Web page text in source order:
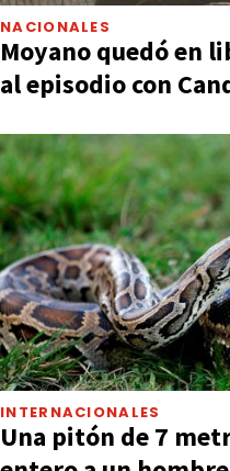
NACIONALES
Moyano quedó en
al episodio con
INTERNACIONALES
Una pitón de 7